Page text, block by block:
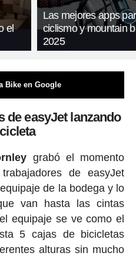
el
Las mejores apps
ciclismo y mountain
2025
Bike en Google
de easyJet lanzando
grabó el momento
de easyJet
de la bodega y lo
van hasta las cintas
equipaje se ve como el
5 cajas de bicicletas
alturas sin mucho